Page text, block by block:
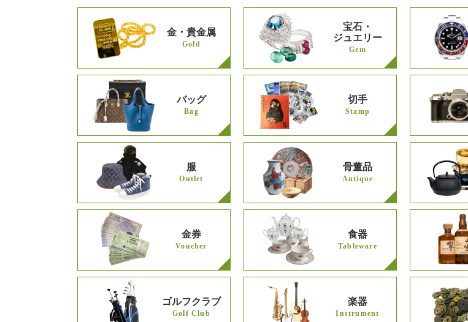
金・貴金属
Gold
宝石・
ジュエリー
Gem
バッグ
Bag
切手
Stamp
服
Outlet
骨董品
Antique
金券
Voucher
食器
Tableware
ゴルフクラブ
Golf Club
楽器
Instrument